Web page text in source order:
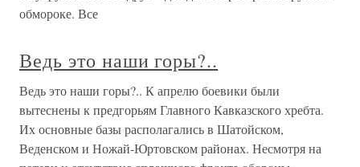
обмороке. Все
Ведь это наши горы?..
Ведь это наши горы?.. К апрелю боевики были
вытеснены к предгорьям Главного Кавказского хребта.
Их основные базы располагались в Шатойском,
Веденском и Ножай-Юртовском районах. Несмотря на